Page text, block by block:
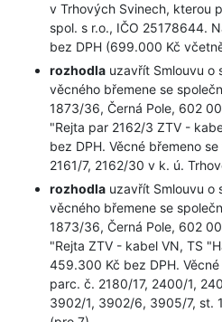
v Trhových Svinech, kterou
spol. s r.o., IČO 25178644.
bez DPH (699.000 Kč
rozhodla uzavřít Smlouvu o
věcného břemene se
1873/36, Černá Pole, 602
"Rejta par 2162/3 ZTV -
bez DPH. Věcné břemeno
2161/7, 2162/30 v k. ú.
rozhodla uzavřít Smlouvu o
věcného břemene se
1873/36, Černá Pole, 602
"Rejta ZTV - kabel VN, TS
459.300 Kč bez DPH.
parc. č. 2180/17, 2400/1,
3902/1, 3902/6, 3905/7, st.